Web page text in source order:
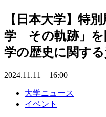
【日本大学】特
学 その軌跡」
学の歴史に関す
2024.11.11 16:00
大学ニュース
イベント